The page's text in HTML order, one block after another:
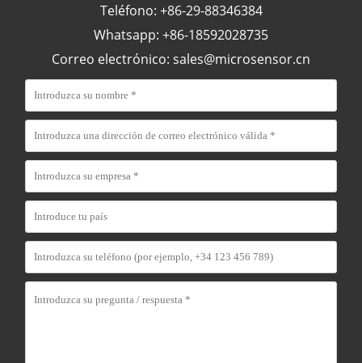
Teléfono: +86-29-88346384
Whatsapp: +86-18592028735
Correo electrónico: sales@microsensor.cn